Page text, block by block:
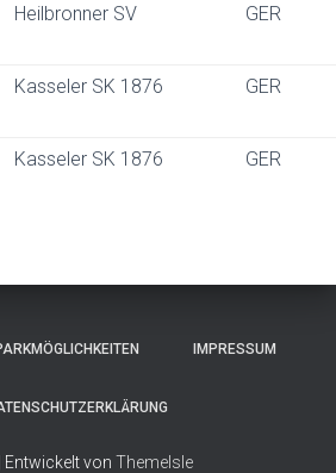
Heilbronner SV GER
Kasseler SK 1876 GER
Kasseler SK 1876 GER
IMPRESSUM
Entwickelt von ThemeIsle